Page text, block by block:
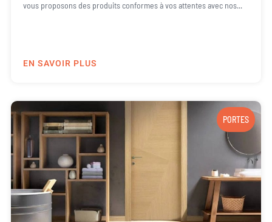
vous proposons des produits conformes à vos attentes avec nos...
EN SAVOIR PLUS
PORTES